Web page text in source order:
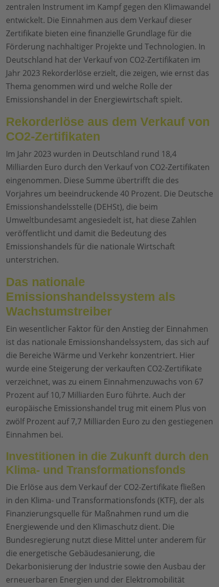
zentralen Instrument im Kampf gegen den Klimawandel
entwickelt. Die Einnahmen aus dem Verkauf dieser
Zertifikate bieten eine finanzielle Grundlage für die
Förderung nachhaltiger Projekte und Technologien. In
Deutschland hat der Verkauf von CO2-Zertifikaten im
Jahr 2023 Rekorderlöse erzielt, die zeigen, wie ernst das
Thema genommen wird und welche Rolle der
Emissionshandel in der Energiewirtschaft spielt.
Rekorderlöse aus dem Verkauf von
CO2-Zertifikaten
Im Jahr 2023 wurden in Deutschland rund 18,4
Milliarden Euro durch den Verkauf von CO2-Zertifikaten
eingenommen. Diese Summe übertrifft die des
Vorjahres um beeindruckende 40 Prozent. Die Deutsche
Emissionshandelsstelle (DEHSt), die beim
Umweltbundesamt angesiedelt ist, hat diese Zahlen
veröffentlicht und damit die Bedeutung des
Emissionshandels für die nationale Wirtschaft
unterstrichen.
Das nationale
Emissionshandelssystem als
Wachstumstreiber
Ein wesentlicher Faktor für den Anstieg der Einnahmen
ist das nationale Emissionshandelssystem, das sich auf
die Bereiche Wärme und Verkehr konzentriert. Hier
wurde eine Steigerung der verkauften CO2-Zertifikate
verzeichnet, was zu einem Einnahmenzuwachs von 67
Prozent auf 10,7 Milliarden Euro führte. Auch der
europäische Emissionshandel trug mit einem Plus von
zwölf Prozent auf 7,7 Milliarden Euro zu den gestiegenen
Einnahmen bei.
Investitionen in die Zukunft durch den
Klima- und Transformationsfonds
Die Erlöse aus dem Verkauf der CO2-Zertifikate fließen
in den Klima- und Transformationsfonds (KTF), der als
Finanzierungsquelle für Maßnahmen rund um die
Energiewende und den Klimaschutz dient. Die
Bundesregierung nutzt diese Mittel unter anderem für
die energetische Gebäudesanierung, die
Dekarbonisierung der Industrie sowie den Ausbau der
erneuerbaren Energien und der Elektromobilität